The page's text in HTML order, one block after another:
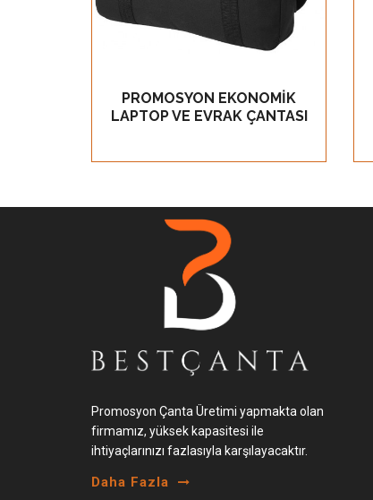
GÖZ AT
PROMOSYON EKONOMİK
LAPTOP VE EVRAK ÇANTASI
Promosyon Çanta Üretimi yapmakta olan
firmamız, yüksek kapasitesi ile
ihtiyaçlarınızı fazlasıyla karşılayacaktır.
Daha Fazla